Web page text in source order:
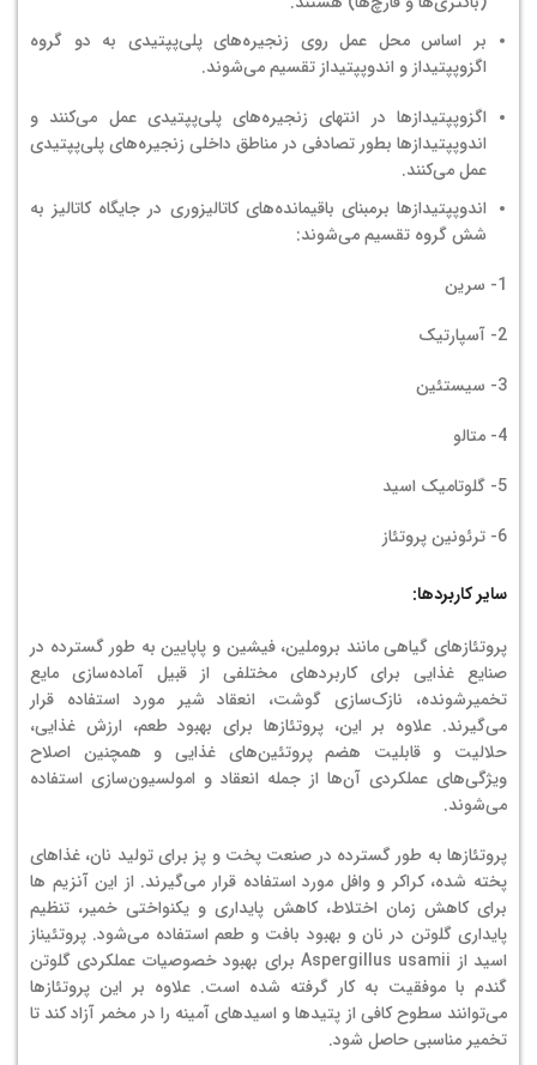
بر اساس محل عمل روی زنجیره‌های پلی‌پپتیدی به دو گروه
اگزوپپتیداز و اندوپپتیداز تقسیم می‌شوند.
اگزوپپتیدازها در انتهای زنجیره‌های پلی‌پپتیدی عمل می‌کنند و
اندوپپتیدازها بطور تصادفی در مناطق داخلی زنجیره‌های پلی‌پپتیدی
عمل می‌کنند.
اندوپپتیدازها برمبنای باقیمانده‌های کاتالیزوری در جایگاه کاتالیز به
شش گروه تقسیم می‌شوند:
1- سرین
2- آسپارتیک
3- سیستئین
4- متالو
5- گلوتامیک اسید
6- ترئونین پروتئاز
سایر کاربردها:
پروتئازهای گیاهی مانند بروملین، فیشین و پاپایین به طور گسترده در
صنایع غذایی برای کاربردهای مختلفی از قبیل آماده‌سازی مایع
تخمیرشونده، نازک‌سازی گوشت، انعقاد شیر مورد استفاده قرار
می‌گیرند. علاوه بر این، پروتئازها برای بهبود طعم، ارزش غذایی،
حلالیت و قابلیت هضم پروتئین‌های غذایی و همچنین اصلاح
ویژگی‌های عملکردی آن‌ها از جمله انعقاد و امولسیون‌سازی استفاده
می‌شوند.
پروتئازها به طور گسترده در صنعت پخت و پز برای تولید نان، غذاهای
پخته شده، کراکر و وافل مورد استفاده قرار می‌گیرند. از این آنزیم ها
برای کاهش زمان اختلاط، کاهش پایداری و یکنواختی خمیر، تنظیم
پایداری گلوتن در نان و بهبود بافت و طعم استفاده می‌شود. پروتئیناز
اسید از Aspergillus usamii برای بهبود خصوصیات عملکردی گلوتن
گندم با موفقیت به کار گرفته شده است. علاوه بر این پروتئازها
می‌توانند سطوح کافی از پتیدها و اسیدهای آمینه را در مخمر آزاد کند تا
تخمیر مناسبی حاصل شود.